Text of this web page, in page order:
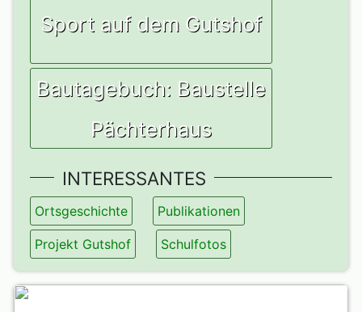
Sport auf dem Gutshof
Bautagebuch: Baustelle
Pächterhaus
INTERESSANTES
Ortsgeschichte Publikationen
Projekt Gutshof Schulfotos